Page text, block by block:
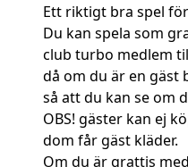
Ett riktigt bra spel
Du kan spela som
club turbo medlem
då om du är en gäst
så att du kan se om
OBS! gäster kan ej
dom får gäst kläder.
Om du är grattis